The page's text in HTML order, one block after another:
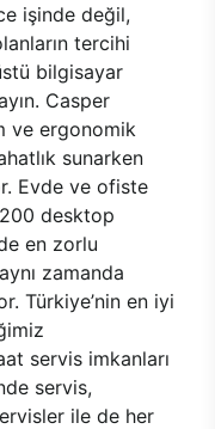
işinde değil,
tercihi
bilgisayar
Casper
ve ergonomik
sunarken
Evde ve ofiste
desktop
en zorlu
zamanda
Türkiye’nin en iyi
servis imkanları
servis,
ile de her